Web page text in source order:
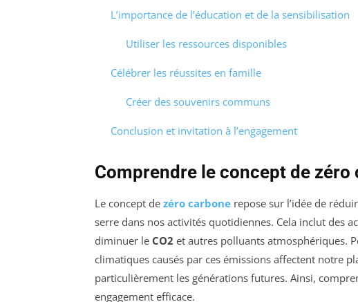
L’importance de l’éducation et de la sensibilisation
Utiliser les ressources disponibles
Célébrer les réussites en famille
Créer des souvenirs communs
Conclusion et invitation à l’engagement
Comprendre le concept de zéro
Le concept de zéro carbone repose sur l’idée de
serre dans nos activités quotidiennes. Cela inclut des
diminuer le CO2 et autres polluants atmosphériques.
climatiques causés par ces émissions affectent notre
particulièrement les générations futures. Ainsi,
engagement efficace.